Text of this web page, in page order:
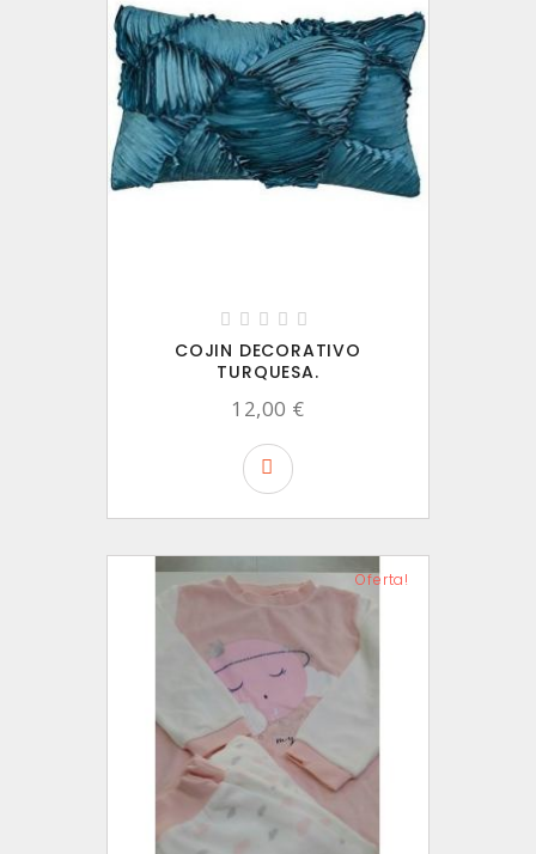
COJIN DECORATIVO
TURQUESA.
12,00 €
Oferta!